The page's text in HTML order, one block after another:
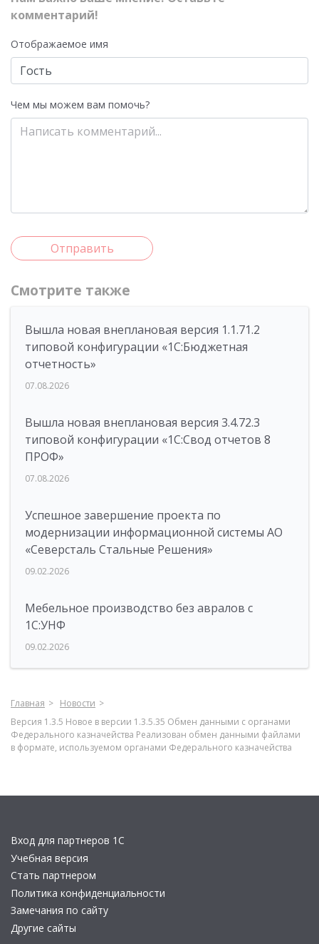
комментарий!
Отображаемое имя
Чем мы можем вам помочь?
Отправить
Смотрите также
Вышла новая внеплановая версия 1.1.71.2
типовой конфигурации «1C:Бюджетная
отчетность»
07.08.2026
Вышла новая внеплановая версия 3.4.72.3
типовой конфигурации «1C:Свод отчетов 8
ПРОФ»
07.08.2026
Успешное завершение проекта по
модернизации информационной системы АО
«Северсталь Стальные Решения»
09.02.2026
Мебельное производство без авралов с
1С:УНФ
09.02.2026
Главная
Новости
Версия 1.3.5 Новое в версии 1.3.5.35 Обмен данными с органами
Федерального казначейства Реализован обмен данными файлами
в формате, используемом органами Федерального казначейства
Вход для партнеров 1С
Учебная версия
Стать партнером
Политика конфиденциальности
Замечания по сайту
Другие сайты